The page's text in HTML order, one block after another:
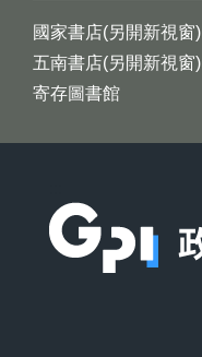
國家書店(另開新視窗)
五南書店(另開新視窗)
寄存圖書館